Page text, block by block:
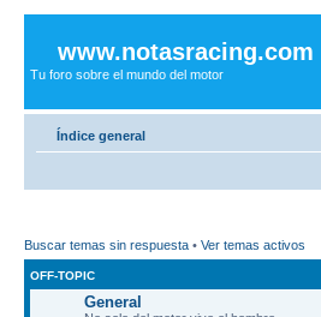
www.notasracing.com
Tu foro sobre el mundo del motor
Índice general
Buscar temas sin respuesta • Ver temas activos
OFF-TOPIC
General